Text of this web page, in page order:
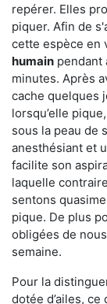
repérer. Elles
piquer. Afin de
cette espèce en
humain pendant
minutes. Après
cache quelques
lorsqu’elle
sous la peau de
anesthésiant et
facilite son
laquelle
sentons
pique. De plus
obligées de
semaine.
Pour la
dotée d’ailes,